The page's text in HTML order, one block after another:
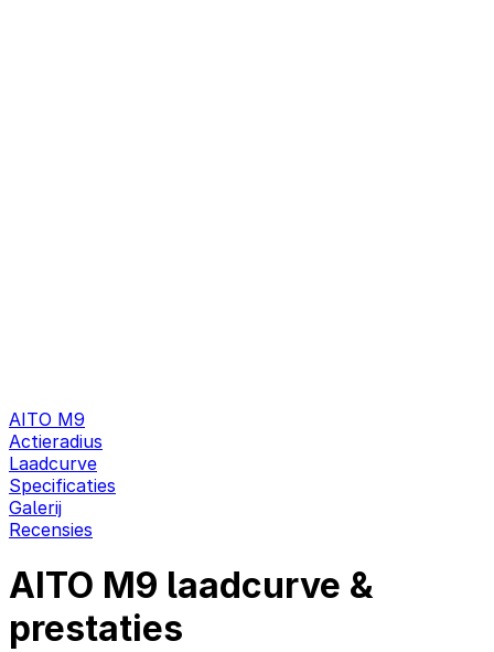
AITO M9
Actieradius
Laadcurve
Specificaties
Galerij
Recensies
AITO M9 laadcurve &
prestaties